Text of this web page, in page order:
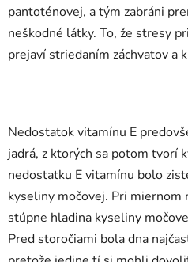
pantoténovej, a tým zabráni
neškodné látky. To, že stresy
prejaví striedaním záchvatov a
Nedostatok vitamínu E
jadrá, z ktorých sa potom tvorí
nedostatku E vitamínu bolo
kyseliny močovej. Pri miernom
stúpne hladina kyseliny
Pred storočiami bola dna